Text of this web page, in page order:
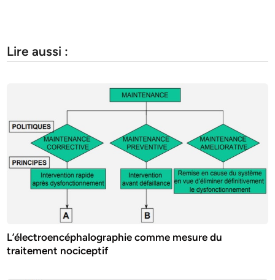
Lire aussi :
L’électroencéphalographie comme mesure du
traitement nociceptif